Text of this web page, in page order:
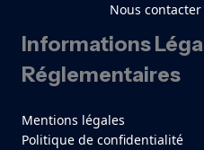
Nous
Informations
Réglementaires
Mentions légales
Politique de confidentialité